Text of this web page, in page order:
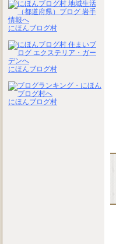
にほんブログ村
にほんブログ村
にほんブログ村